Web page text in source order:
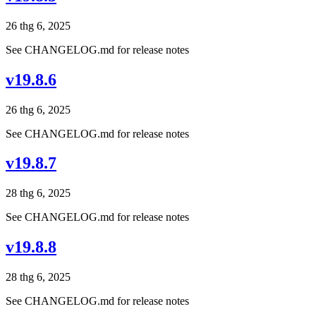
26 thg 6, 2025
See CHANGELOG.md for release notes
v19.8.6
26 thg 6, 2025
See CHANGELOG.md for release notes
v19.8.7
28 thg 6, 2025
See CHANGELOG.md for release notes
v19.8.8
28 thg 6, 2025
See CHANGELOG.md for release notes